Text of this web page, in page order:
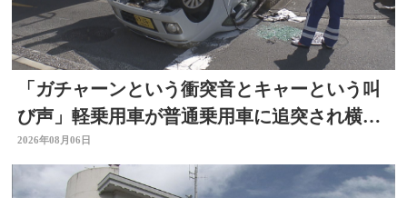
「ガチャーンという衝突音とキャーという叫
び声」軽乗用車が普通乗用車に追突され横
転 周囲騒然 大分
2026年08月06日